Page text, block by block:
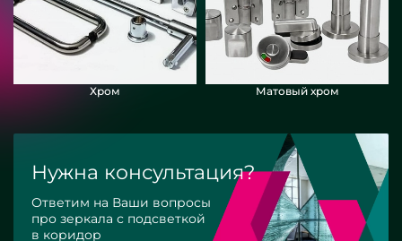
Хром Матовый хром
Нужна консультация?
Ответим на Ваши вопросы
про зеркала с подсветкой
в коридор